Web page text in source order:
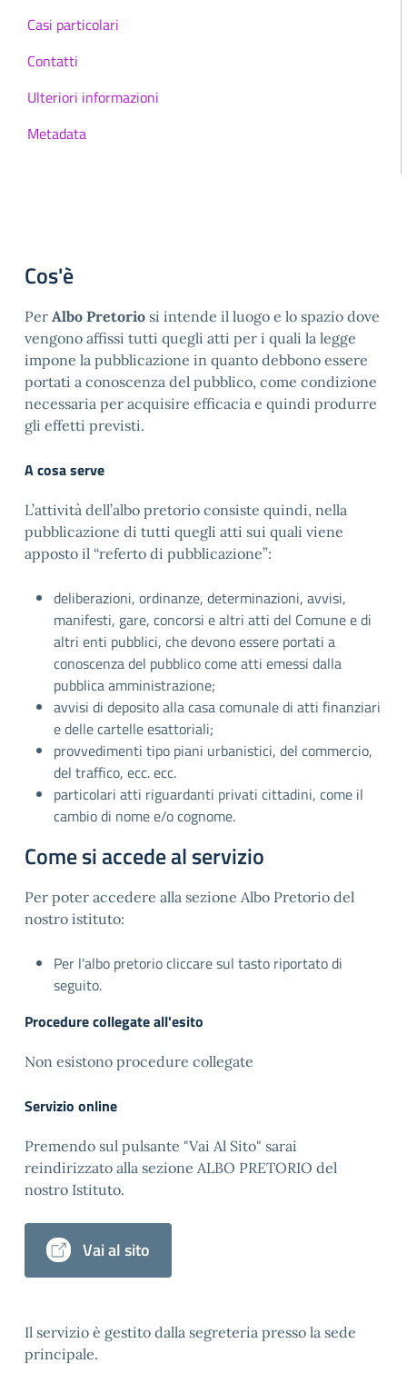
Casi particolari
Contatti
Ulteriori informazioni
Metadata
Cos'è
Per Albo Pretorio si intende il luogo e lo spazio dove
vengono affissi tutti quegli atti per i quali la legge
impone la pubblicazione in quanto debbono essere
portati a conoscenza del pubblico, come condizione
necessaria per acquisire efficacia e quindi produrre
gli effetti previsti.
A cosa serve
L’attività dell’albo pretorio consiste quindi, nella
pubblicazione di tutti quegli atti sui quali viene
apposto il “referto di pubblicazione”:
deliberazioni, ordinanze, determinazioni, avvisi,
manifesti, gare, concorsi e altri atti del Comune e di
altri enti pubblici, che devono essere portati a
conoscenza del pubblico come atti emessi dalla
pubblica amministrazione;
avvisi di deposito alla casa comunale di atti finanziari
e delle cartelle esattoriali;
provvedimenti tipo piani urbanistici, del commercio,
del traffico, ecc. ecc.
particolari atti riguardanti privati cittadini, come il
cambio di nome e/o cognome.
Come si accede al servizio
Per poter accedere alla sezione Albo Pretorio del
nostro istituto:
Per l'albo pretorio cliccare sul tasto riportato di
seguito.
Procedure collegate all'esito
Non esistono procedure collegate
Servizio online
Premendo sul pulsante "Vai Al Sito" sarai
reindirizzato alla sezione ALBO PRETORIO del
nostro Istituto.
Vai al sito
Il servizio è gestito dalla segreteria presso la sede
principale.